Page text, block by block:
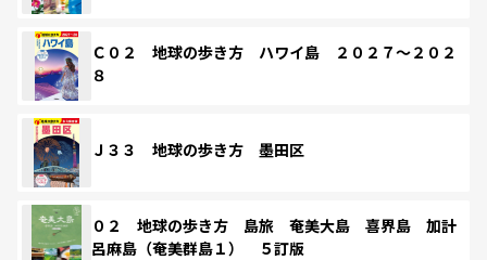
Ｃ０２ 地球の歩き方 ハワイ島 ２０２７～２０２
８
Ｊ３３ 地球の歩き方 墨田区
０２ 地球の歩き方 島旅 奄美大島 喜界島 加計
呂麻島（奄美群島１） ５訂版